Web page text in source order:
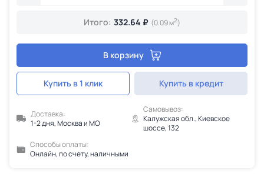
Итого: 332.64 ₽ (0.09 м2)
В корзину
Купить в 1 клик Купить в кредит
Доставка:
1-2 дня, Москва и МО
Самовывоз:
Калужская обл., Киевское
шоссе, 132
Способы оплаты:
Онлайн, по счету, наличными